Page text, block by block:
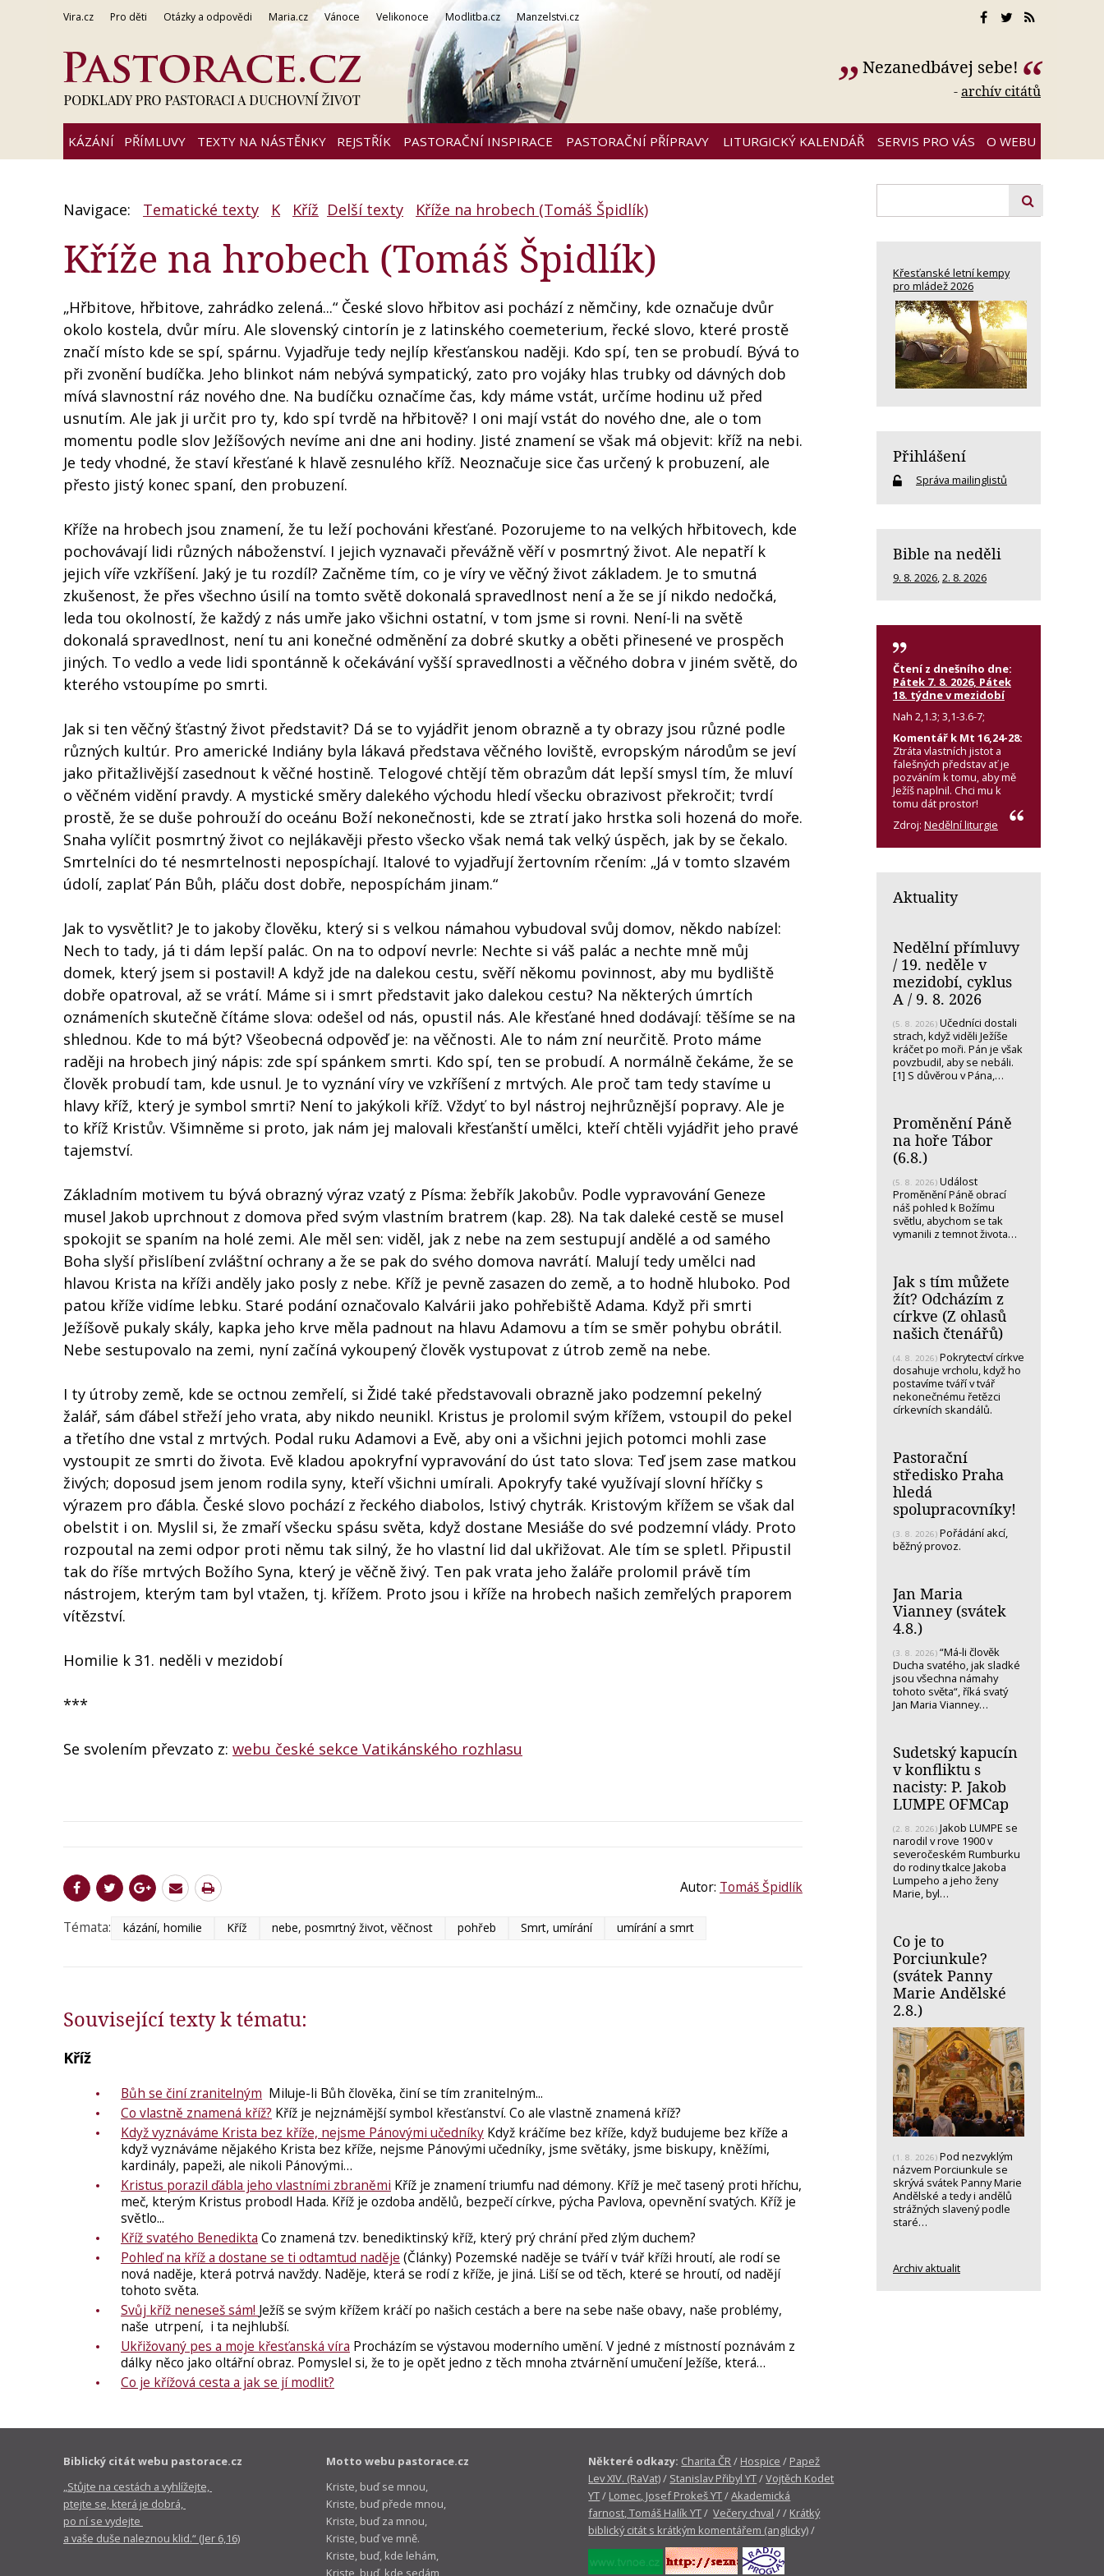
Vira.cz Pro děti Otázky a odpovědi Maria.cz Vánoce Velikonoce Modlitba.cz Manzelstvi.cz
Nezanedbávej sebe!
-archív citátů
KÁZÁNÍ PŘÍMLUVY TEXTY NA NÁSTĚNKY REJSTŘÍK PASTORAČNÍ INSPIRACE PASTORAČNÍ PŘÍPRAVY LITURGICKÝ KALENDÁŘ SERVIS PRO VÁS O WEBU
Navigace: Tematické texty K Kříž Delší texty Kříže na hrobech (Tomáš Špidlík)
Kříže na hrobech (Tomáš Špidlík)
„Hřbitove, hřbitove, zahrádko zelená...“ České slovo hřbitov asi pochází z němčiny, kde označuje dvůr
okolo kostela, dvůr míru. Ale slovenský cintorín je z latinského coemeterium, řecké slovo, které prostě
značí místo kde se spí, spárnu. Vyjadřuje tedy nejlíp křesťanskou naději. Kdo spí, ten se probudí. Bývá to
při zvonění budíčka. Jeho blinkot nám nebývá sympatický, zato pro vojáky hlas trubky od dávných dob
mívá slavnostní ráz nového dne. Na budíčku označíme čas, kdy máme vstát, určíme hodinu už před
usnutím. Ale jak ji určit pro ty, kdo spí tvrdě na hřbitově? I oni mají vstát do nového dne, ale o tom
momentu podle slov Ježíšových nevíme ani dne ani hodiny. Jisté znamení se však má objevit: kříž na nebi.
Je tedy vhodné, že staví křesťané k hlavě zesnulého kříž. Neoznačuje sice čas určený k probuzení, ale
přesto jistý konec spaní, den probuzení.
Kříže na hrobech jsou znamení, že tu leží pochováni křesťané. Pozorujeme to na velkých hřbitovech, kde
pochovávají lidi různých náboženství. I jejich vyznavači převážně věří v posmrtný život. Ale nepatří k
jejich víře vzkříšení. Jaký je tu rozdíl? Začněme tím, co je víry ve věčný život základem. Je to smutná
zkušenost, že přes všechno úsilí na tomto světě dokonalá spravedlnost není a že se jí nikdo nedočká,
leda tou okolností, že každý z nás umře jako všichni ostatní, v tom jsme si rovni. Není-li na světě
dokonalá spravedlnost, není tu ani konečné odměnění za dobré skutky a oběti přinesené ve prospěch
jiných. To vedlo a vede lidi spontánně k očekávání vyšší spravedlnosti a věčného dobra v jiném světě, do
kterého vstoupíme po smrti.
Jak si ten věčný šťastný život představit? Dá se to vyjádřit jenom obrazně a ty obrazy jsou různé podle
různých kultúr. Pro americké Indiány byla lákavá představa věčného loviště, evropským národům se jeví
jako přitažlivější zasednout k věčné hostině. Telogové chtějí těm obrazům dát lepší smysl tím, že mluví
o věčném vidění pravdy. A mystické směry dalekého východu hledí všecku obrazivost překročit; tvrdí
prostě, že se duše pohrouží do oceánu Boží nekonečnosti, kde se ztratí jako hrstka soli hozená do moře.
Snaha vylíčit posmrtný život co nejlákavěji přesto všecko však nemá tak velký úspěch, jak by se čekalo.
Smrtelníci do té nesmrtelnosti nepospíchají. Italové to vyjadřují žertovním rčením: „Já v tomto slzavém
údolí, zaplať Pán Bůh, pláču dost dobře, nepospíchám jinam.“
Jak to vysvětlit? Je to jakoby člověku, který si s velkou námahou vybudoval svůj domov, někdo nabízel:
Nech to tady, já ti dám lepší palác. On na to odpoví nevrle: Nechte si váš palác a nechte mně můj
domek, který jsem si postavil! A když jde na dalekou cestu, svěří někomu povinnost, aby mu bydliště
dobře opatroval, až se vrátí. Máme si i smrt představit jako dalekou cestu? Na některých úmrtích
oznámeních skutečně čítáme slova: odešel od nás, opustil nás. Ale křesťané hned dodávají: těšíme se na
shlednou. Kde to má být? Všeobecná odpověď je: na věčnosti. Ale to nám zní neurčitě. Proto máme
raději na hrobech jiný nápis: zde spí spánkem smrti. Kdo spí, ten se probudí. A normálně čekáme, že se
člověk probudí tam, kde usnul. Je to vyznání víry ve vzkříšení z mrtvých. Ale proč tam tedy stavíme u
hlavy kříž, který je symbol smrti? Není to jakýkoli kříž. Vždyť to byl nástroj nejhrůznější popravy. Ale je
to kříž Kristův. Všimněme si proto, jak nám jej malovali křesťanští umělci, kteří chtěli vyjádřit jeho pravé
tajemství.
Základním motivem tu bývá obrazný výraz vzatý z Písma: žebřík Jakobův. Podle vypravování Geneze
musel Jakob uprchnout z domova před svým vlastním bratrem (kap. 28). Na tak daleké cestě se musel
spokojit se spaním na holé zemi. Ale měl sen: viděl, jak z nebe na zem sestupují andělé a od samého
Boha slyší přislíbení zvláštní ochrany a že se pak do svého domova navrátí. Malují tedy umělci nad
hlavou Krista na kříži anděly jako posly z nebe. Kříž je pevně zasazen do země, a to hodně hluboko. Pod
patou kříže vidíme lebku. Staré podání označovalo Kalvárii jako pohřebiště Adama. Když při smrti
Ježíšově pukaly skály, kapka jeho krve měla padnout na hlavu Adamovu a tím se směr pohybu obrátil.
Nebe sestupovalo na zemi, nyní začíná vykoupený člověk vystupovat z útrob země na nebe.
I ty útroby země, kde se octnou zemřelí, si Židé také představovali obrazně jako podzemní pekelný
žalář, sám ďábel střeží jeho vrata, aby nikdo neunikl. Kristus je prolomil svým křížem, vstoupil do pekel
a třetího dne vstal z mrtvých. Podal ruku Adamovi a Evě, aby oni a všichni jejich potomci mohli zase
vystoupit ze smrti do života. Evě kladou apokryfní vypravování do úst tato slova: Teď jsem zase matkou
živých; doposud jsem jenom rodila syny, kteří všichni umírali. Apokryfy také využívají slovní hříčky s
výrazem pro ďábla. České slovo pochází z řeckého diabolos, lstivý chytrák. Kristovým křížem se však dal
obelstit i on. Myslil si, že zmaří všecku spásu světa, když dostane Mesiáše do své podzemní vlády. Proto
rozpoutal na zemi odpor proti němu tak silný, že ho vlastní lid dal ukřižovat. Ale tím se spletl. Připustil
tak do říše mrtvých Božího Syna, který je věčně živý. Ten pak vrata jeho žaláře prolomil právě tím
nástrojem, kterým tam byl vtažen, tj. křížem. Proto jsou i kříže na hrobech našich zemřelých praporem
vítězství.
Homilie k 31. neděli v mezidobí
***
Se svolením převzato z: webu české sekce Vatikánského rozhlasu
Autor: Tomáš Špidlík
Témata: kázání, homilie Kříž nebe, posmrtný život, věčnost pohřeb Smrt, umírání umírání a smrt
Související texty k tématu:
Kříž
Bůh se činí zranitelným Miluje-li Bůh člověka, činí se tím zranitelným...
Co vlastně znamená kříž? Kříž je nejznámější symbol křesťanství. Co ale vlastně znamená kříž?
Když vyznáváme Krista bez kříže, nejsme Pánovými učedníky Když kráčíme bez kříže, když budujeme bez kříže a
když vyznáváme nějakého Krista bez kříže, nejsme Pánovými učedníky, jsme světáky, jsme biskupy, kněžími,
kardinály, papeži, ale nikoli Pánovými…
Kristus porazil ďábla jeho vlastními zbraněmi Kříž je znamení triumfu nad démony. Kříž je meč tasený proti hříchu,
meč, kterým Kristus probodl Hada. Kříž je ozdoba andělů, bezpečí církve, pýcha Pavlova, opevnění svatých. Kříž je
světlo...
Kříž svatého Benedikta Co znamená tzv. benediktinský kříž, který prý chrání před zlým duchem?
Pohleď na kříž a dostane se ti odtamtud naděje (Články) Pozemské naděje se tváří v tvář kříži hroutí, ale rodí se
nová naděje, která potrvá navždy. Naděje, která se rodí z kříže, je jiná. Liší se od těch, které se hroutí, od nadějí
tohoto světa.
Svůj kříž neneseš sám! Ježíš se svým křížem kráčí po našich cestách a bere na sebe naše obavy, naše problémy,
naše utrpení, i ta nejhlubší.
Ukřižovaný pes a moje křesťanská víra Procházím se výstavou moderního umění. V jedné z místností poznávám z
dálky něco jako oltářní obraz. Pomyslel si, že to je opět jedno z těch mnoha ztvárnění umučení Ježíše, která…
Co je křížová cesta a jak se jí modlit?
Křesťanské letní kempy
pro mládež 2026
Přihlášení
Správa mailinglistů
Bible na neděli
9. 8. 2026 2. 8. 2026
Čtení z dnešního dne:
Pátek 7. 8. 2026, Pátek
18. týdne v mezidobí
Nah 2,1.3; 3,1-3.6-7;
Komentář k Mt 16,24-28:
Ztráta vlastních jistot a
falešných představ ať je
pozváním k tomu, aby mě
Ježíš naplnil. Chci mu k
tomu dát prostor!
Zdroj: Nedělní liturgie
Aktuality
Nedělní přímluvy
/ 19. neděle v
mezidobí, cyklus
A / 9. 8. 2026
(5. 8. 2026) Učedníci dostali
strach, když viděli Ježíše
kráčet po moři. Pán je však
povzbudil, aby se nebáli.
[1] S důvěrou v Pána,…
Proměnění Páně
na hoře Tábor
(6.8.)
(5. 8. 2026) Událost
Proměnění Páně obrací
náš pohled k Božímu
světlu, abychom se tak
vymanili z temnot života…
Jak s tím můžete
žít? Odcházím z
církve (Z ohlasů
našich čtenářů)
(4. 8. 2026) Pokrytectví církve
dosahuje vrcholu, když ho
postavíme tváří v tvář
nekonečnému řetězci
církevních skandálů.
Pastorační
středisko Praha
hledá
spolupracovníky!
(3. 8. 2026) Pořádání akcí,
běžný provoz.
Jan Maria
Vianney (svátek
4.8.)
(3. 8. 2026) “Má-li člověk
Ducha svatého, jak sladké
jsou všechna námahy
tohoto světa“, říká svatý
Jan Maria Vianney…
Sudetský kapucín
v konfliktu s
nacisty: P. Jakob
LUMPE OFMCap
(2. 8. 2026) Jakob LUMPE se
narodil v rove 1900 v
severočeském Rumburku
do rodiny tkalce Jakoba
Lumpeho a jeho ženy
Marie, byl…
Co je to
Porciunkule?
(svátek Panny
Marie Andělské
2.8.)
(1. 8. 2026) Pod nezvyklým
názvem Porciunkule se
skrývá svátek Panny Marie
Andělské a tedy i andělů
strážných slavený podle
staré…
Archiv aktualit
Biblický citát webu pastorace.cz
„Stůjte na cestách a vyhlížejte,
ptejte se, která je dobrá,
po ní se vydejte
a vaše duše naleznou klid.“ (Jer 6,16)
Motto webu pastorace.cz
Kriste, buď se mnou,
Kriste, buď přede mnou,
Kriste, buď za mnou,
Kriste, buď ve mně.
Kriste, buď, kde lehám,
Kriste, buď, kde sedám,
Některé odkazy: Charita ČR/ Hospice / Papež
Lev XIV. (RaVat)/ Stanislav Přibyl YT/Vojtěch Kodet
YT/ Lomec, Josef Prokeš YT/Akademická
farnost, Tomáš Halík YT/Večery chval / / Krátký
biblický citát s krátkým komentářem (anglicky)/